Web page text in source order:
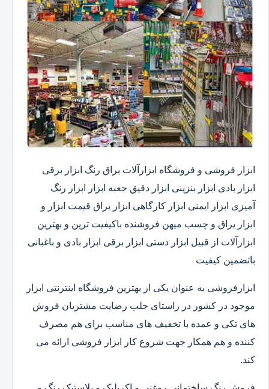
ابزار فروشی و فروشگاه ابزارآلات یراق رنگ ابزار برقی
ابزار بادی ابزار بنزینی ابزار دقیق​ جعبه ابزار ابزار رنگ
آمیزی ابزار ایمنی ابزار کارگاهی ابزار یراق قیمت ابزار و
ابزار یراق و چسب میهن فروشنده باکیفیت ترین و بهترین
ابزارآلات از قبیل ابزار دستی ابزار برقی ابزار بادی و باغبانی
باتضمین کیفیت
ابزارفروشی به عنوان یکی از بهترین فروشگاه اینترنتی ابزار
موجود در کشور در راستای جلب رضایت مشتریان فروش
های تکی و عمده با تخفیف های مناسب برای هم مصرف
کننده و هم همکار جهت شروع کار ابزار فروشی ارائه می
کند.